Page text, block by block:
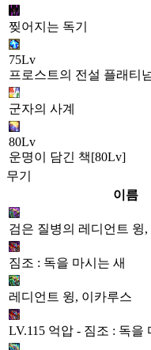
찢어지는 독기
75Lv
프로스트의 전설 플래티
군자의 사계
80Lv
운명이 담긴 책[80Lv]
무기
이름
검은 질병의 레디언트 윙,
짐조 : 독을 마시는 새
레디언트 윙, 이카루스
LV.115 억압 - 짐조 : 독을